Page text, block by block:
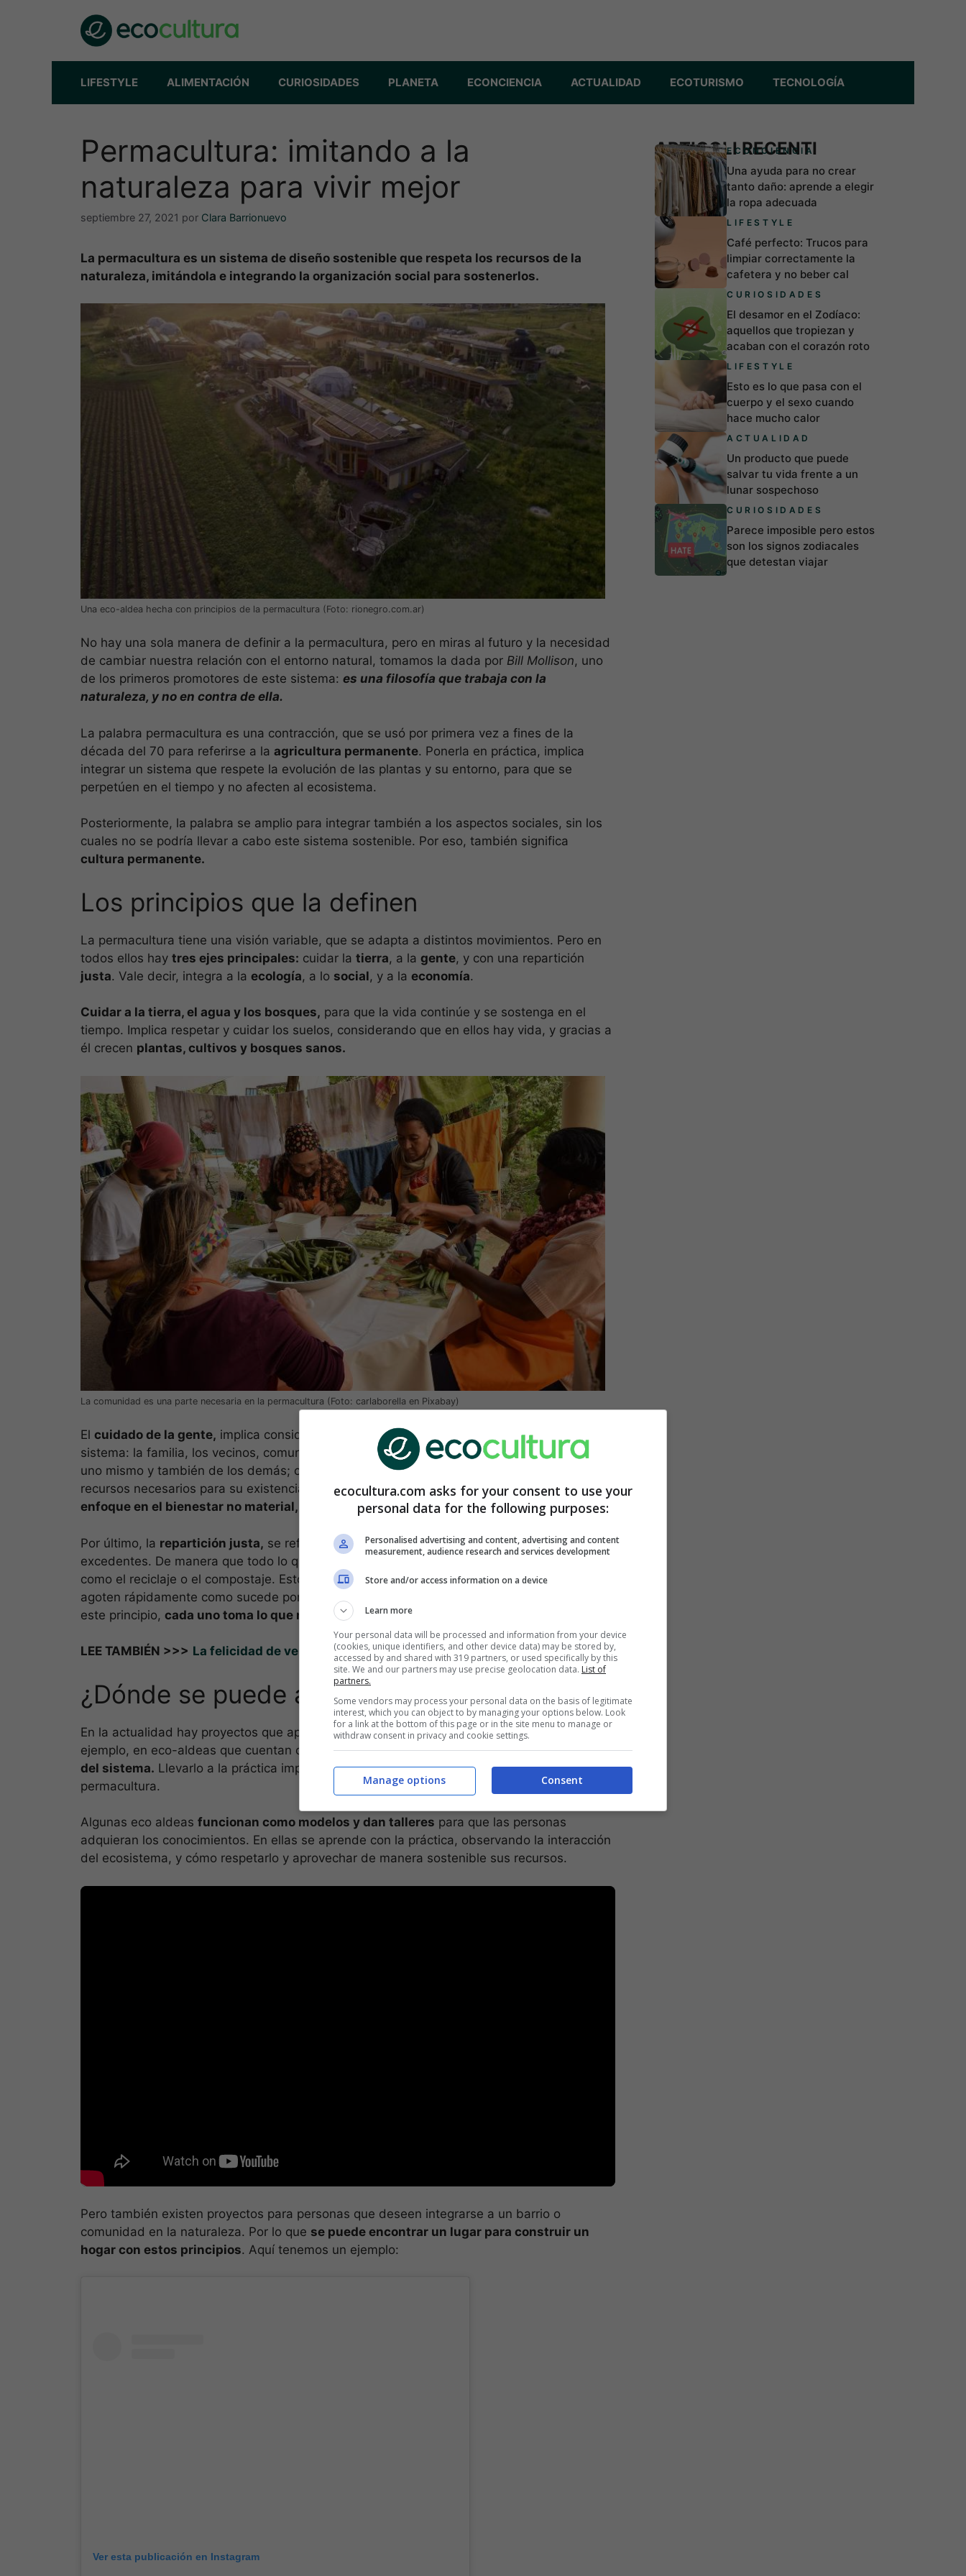
LIFESTYLE ALIMENTACIÓN CURIOSIDADES PLANETA ECONCIENCIA ACTUALIDAD ECOTURISMO TECNOLOGÍA
Permacultura: imitando a la
naturaleza para vivir mejor
septiembre 27, 2021 por Clara Barrionuevo
La permacultura es un sistema de diseño sostenible que respeta los recursos de la
naturaleza, imitándola e integrando la organización social para sostenerlos.
Una eco-aldea hecha con principios de la permacultura (Foto: rionegro.com.ar)
No hay una sola manera de definir a la permacultura, pero en miras al futuro y la necesidad
de cambiar nuestra relación con el entorno natural, tomamos la dada por Bill Mollison, uno
de los primeros promotores de este sistema: es una filosofía que trabaja con la
naturaleza, y no en contra de ella.
La palabra permacultura es una contracción, que se usó por primera vez a fines de la
década del 70 para referirse a la agricultura permanente. Ponerla en práctica, implica
integrar un sistema que respete la evolución de las plantas y su entorno, para que se
perpetúen en el tiempo y no afecten al ecosistema.
Posteriormente, la palabra se amplio para integrar también a los aspectos sociales, sin los
cuales no se podría llevar a cabo este sistema sostenible. Por eso, también significa
cultura permanente.
Los principios que la definen
La permacultura tiene una visión variable, que se adapta a distintos movimientos. Pero en
todos ellos hay tres ejes principales: cuidar la tierra, a la gente, y con una repartición
justa. Vale decir, integra a la ecología, a lo social, y a la economía.
Cuidar a la tierra, el agua y los bosques, para que la vida continúe y se sostenga en el
tiempo. Implica respetar y cuidar los suelos, considerando que en ellos hay vida, y gracias a
él crecen plantas, cultivos y bosques sanos.
La comunidad es una parte necesaria en la permacultura (Foto: carlaborella en Pixabay)
El cuidado de la gente, implica considerar a la comunidad, como parte necesaria de este
sistema: la familia, los vecinos, comunidades locales y regionales. Se trata de ocuparse de
uno mismo y también de los demás; considerarlos para que todos puedan acceder a los
recursos necesarios para su existencia. Este principiosólo es posible cuando hay un
enfoque en el bienestar no material, sin producir ni consumir recursos innecesarios.
Por último, la repartición justa, se refiere a cuidar todos los recursos y redistribuir los
excedentes. De manera que todo lo que sobre, se pueda reinsertar de nuevo en el sistema,
como el reciclaje o el compostaje. Esto lleva a que los sistemas sean sostenibles y no se
agoten rápidamente como sucede por ejemplo con la agricultura intensiva y extensiva. Con
este principio, cada uno toma lo que necesita y no de más.
LEE TAMBIÉN >>> La felicidad de ver crecer tus cultivos en 3 videos time lapse
¿Dónde se puede aplicar?
En la actualidad hay proyectos que aplican la permacultura de distintas maneras. Por
ejemplo, en eco-aldeas que cuentan con
permacultores que diseñan el funcionamiento
del sistema. Llevarlo a la práctica implica mantener los tres principios que definen a la
permacultura.
Algunas eco aldeas funcionan como modelos y dan talleres para que las personas
adquieran los conocimientos. En ellas se aprende con la práctica, observando la interacción
del ecosistema, y cómo respetarlo y aprovechar de manera sostenible sus recursos.
Pero también existen proyectos para personas que deseen integrarse a un barrio o
comunidad en la naturaleza. Por lo que se puede encontrar un lugar para construir un
hogar con estos principios. Aquí tenemos un ejemplo:
Ver esta publicación en Instagram
ARTICOLI RECENTI
ECONCIENCIA
Una ayuda para no crear
tanto daño: aprende a elegir
la ropa adecuada
LIFESTYLE
Café perfecto: Trucos para
limpiar correctamente la
cafetera y no beber cal
CURIOSIDADES
El desamor en el Zodíaco:
aquellos que tropiezan y
acaban con el corazón roto
LIFESTYLE
Esto es lo que pasa con el
cuerpo y el sexo cuando
hace mucho calor
ACTUALIDAD
Un producto que puede
salvar tu vida frente a un
lunar sospechoso
CURIOSIDADES
Parece imposible pero estos
son los signos zodiacales
que detestan viajar
ecocultura.com asks for your consent to use your
personal data for the following purposes:
Personalised advertising and content, advertising and content
measurement, audience research and services development
Store and/or access information on a device
Learn more
Your personal data will be processed and information from your device
(cookies, unique identifiers, and other device data) may be stored by,
accessed by and shared with 319 partners, or used specifically by this
site. We and our partners may use precise geolocation data. List of
partners.
Some vendors may process your personal data on the basis of legitimate
interest, which you can object to by managing your options below. Look
for a link at the bottom of this page or in the site menu to manage or
withdraw consent in privacy and cookie settings.
Consent
Manage options